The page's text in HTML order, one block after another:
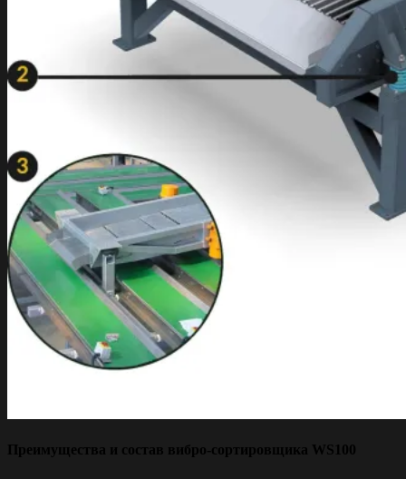
Преимущества и состав вибро-сортировщика WS100